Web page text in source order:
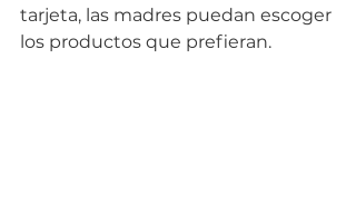
tarjeta, las madres puedan escoger
los productos que prefieran.